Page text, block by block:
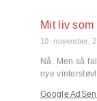
Mit liv som
10. november,
Nå. Men så
nye
Google